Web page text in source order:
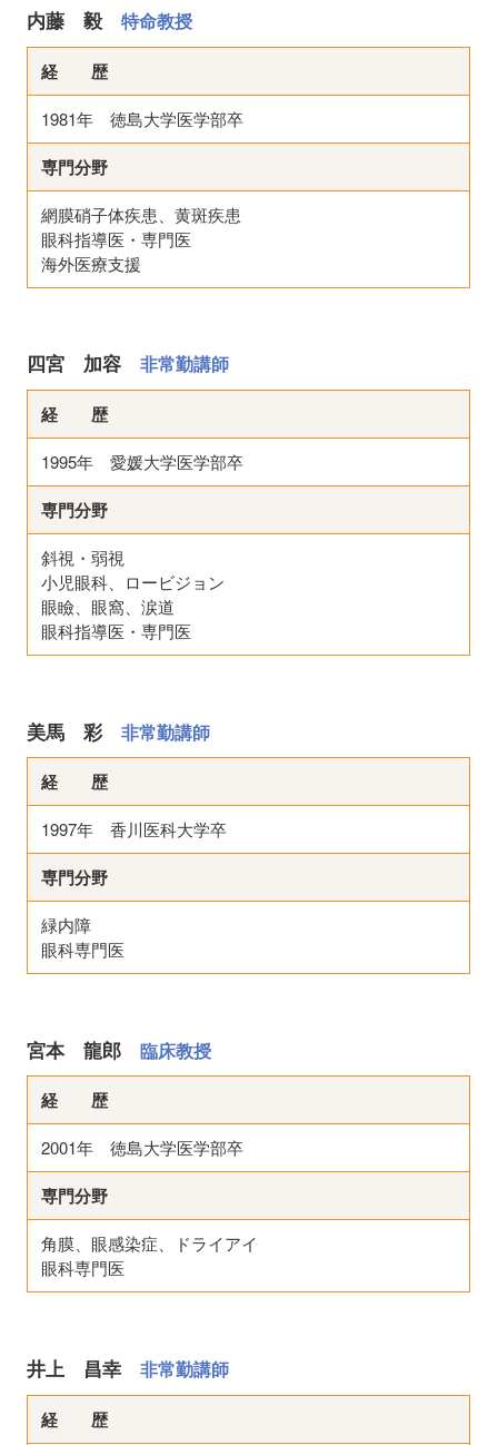
内藤 毅特命教授
経 歴
1981年 徳島大学医学部卒
専門分野
網膜硝子体疾患、黄斑疾患
眼科指導医・専門医
海外医療支援
四宮 加容非常勤講師
経 歴
1995年 愛媛大学医学部卒
専門分野
斜視・弱視
小児眼科、ロービジョン
眼瞼、眼窩、涙道
眼科指導医・専門医
美馬 彩非常勤講師
経 歴
1997年 香川医科大学卒
専門分野
緑内障
眼科専門医
宮本 龍郎臨床教授
経 歴
2001年 徳島大学医学部卒
専門分野
角膜、眼感染症、ドライアイ
眼科専門医
井上 昌幸非常勤講師
経 歴